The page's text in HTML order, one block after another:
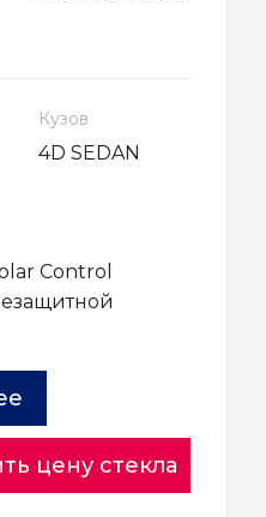
Кузов
4D SEDAN
Control
цену стекла